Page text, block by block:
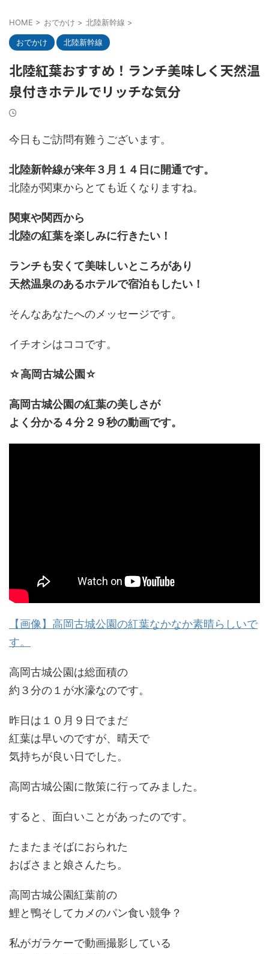
HOME > おでかけ > 北陸新幹線 >
おでかけ 北陸新幹線
北陸紅葉おすすめ！ランチ美味しく天然温
泉付きホテルでリッチな気分
今日もご訪問有難うございます。
北陸新幹線が来年３月１４日に開通です。
北陸が関東からとても近くなりますね。
関東や関西から
北陸の紅葉を楽しみに行きたい！
ランチも安くて美味しいところがあり
天然温泉のあるホテルで宿泊もしたい！
そんなあなたへのメッセージです。
イチオシはココです。
☆高岡古城公園☆
高岡古城公園の紅葉の美しさが
よく分かる４分２９秒の動画です。
【画像】高岡古城公園の紅葉なかなか素晴らしいで
す。
高岡古城公園は総面積の
約３分の１が水濠なのです。
昨日は１０月９日でまだ
紅葉は早いのですが、晴天で
気持ちが良い日でした。
高岡古城公園に散策に行ってみました。
すると、面白いことがあったのです。
たまたまそばにおられた
おばさまと娘さんたち。
高岡古城公園紅葉前の
鯉と鴨そしてカメのパン食い競争？
私がガラケーで動画撮影している